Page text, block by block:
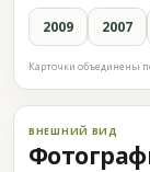
2009 2007
Карточки объединены
ВНЕШНИЙ ВИД